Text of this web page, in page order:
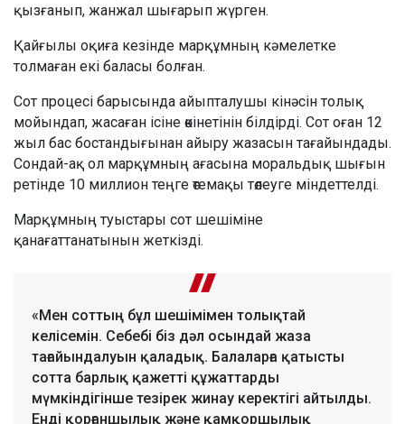
қызғанып, жанжал шығарып жүрген.
Қайғылы оқиға кезінде марқұмның кәмелетке
толмаған екі баласы болған.
Сот процесі барысында айыпталушы кінәсін толық
мойындап, жасаған ісіне өкінетінін білдірді. Сот оған 12
жыл бас бостандығынан айыру жазасын тағайындады.
Сондай-ақ ол марқұмның ағасына моральдық шығын
ретінде 10 миллион теңге өтемақы төлеуге міндеттелді.
Марқұмның туыстары сот шешіміне
қанағаттанатынын жеткізді.
«Мен соттың бұл шешімімен толықтай
келісемін. Себебі біз дәл осындай жаза
тағайындалуын қаладық. Балаларға қатысты
сотта барлық қажетті құжаттарды
мүмкіндігінше тезірек жинау керектігі айтылды.
Енді қорғаншылық және қамқоршылық